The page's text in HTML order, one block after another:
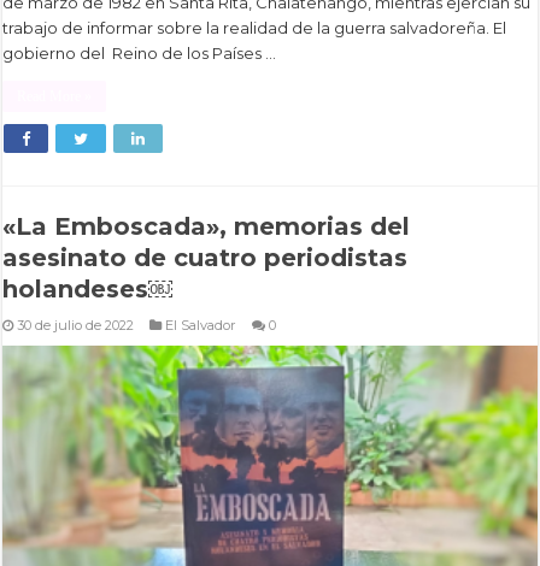
trabajo de informar sobre la realidad de la guerra salvadoreña. El
gobierno del Reino de los Países …
«La Emboscada», memorias del
asesinato de cuatro periodistas
holandeses￼
30 de julio de 2022 El Salvador 0